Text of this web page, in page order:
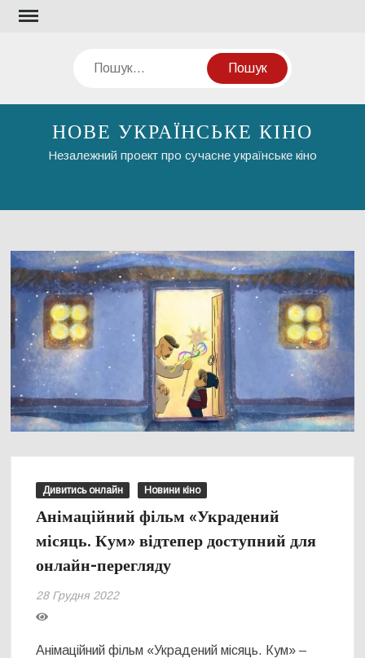
Перейти
Пошук
НОВЕ УКРАЇНСЬКЕ КІНО
Незалежний проект про сучасне українське кіно
Дивитись онлайн Новини кіно
Анімаційний фільм «Украдений
місяць. Кум» відтепер доступний для
онлайн-перегляду
28 Грудня 2022
Анімаційний фільм «Украдений місяць. Кум» –